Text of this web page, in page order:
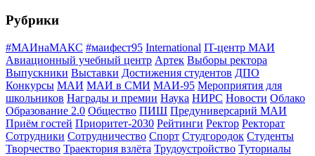
Рубрики
#МАИнаМАКС #маифест95 International IT-центр МАИ
Авиационный учебный центр Артек Выборы ректора
Выпускники Выставки Достижения студентов ДПО
Конкурсы МАИ МАИ в СМИ МАИ-95 Мероприятия для
школьников Награды и премии Наука НИРС Новости Облако
Образование 2.0 Общество ПИШ Предуниверсарий МАИ
Приём гостей Приоритет-2030 Рейтинги Ректор Ректорат
Сотрудники Сотрудничество Спорт Студгородок Студенты
Творчество Траектория взлёта Трудоустройство Туториалы